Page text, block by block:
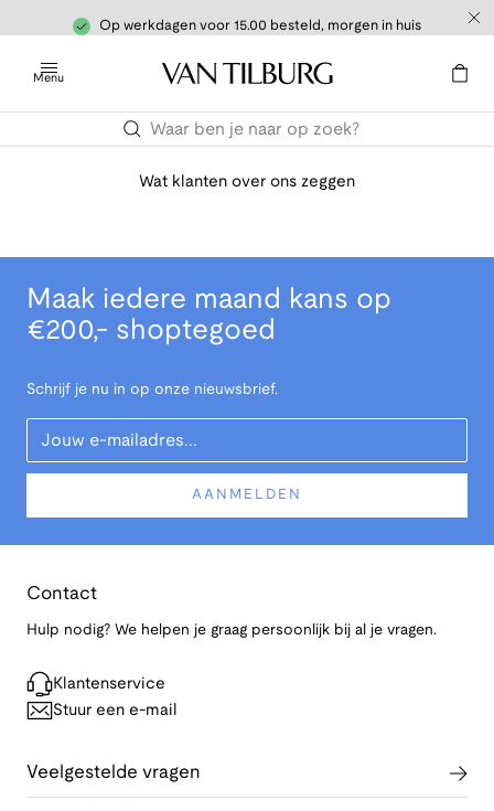
Op werkdagen voor 15.00 besteld, morgen in huis
Menu
Wat klanten over ons zeggen
Maak iedere maand kans op
€200,- shoptegoed
Schrijf je nu in op onze nieuwsbrief.
Your Email
AANMELDEN
Contact
Hulp nodig? We helpen je graag persoonlijk bij al je vragen.
Klantenservice
Stuur een e-mail
Veelgestelde vragen